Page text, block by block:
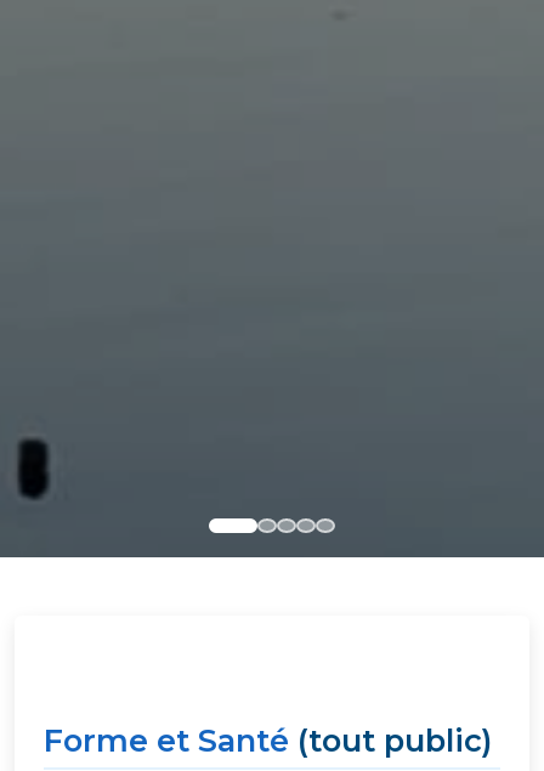
Forme et Santé (tout public)